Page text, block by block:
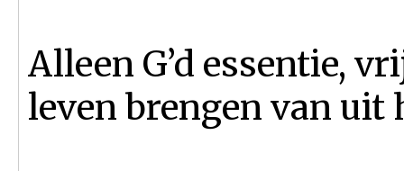
Alleen G’d essentie,
leven brengen van uit